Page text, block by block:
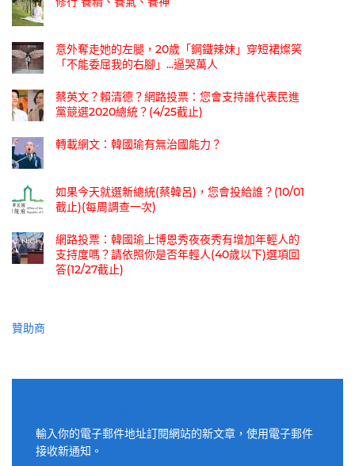
意外奪走她的左腿，20歲「鋼鐵辣妹」穿短裙燦笑
「不能委屈我的右腳」...逼哭萬人
蔡英文？賴清德？網路投票：您會支持誰代表民進
黨競選2020總統？(4/25截止)
轉載網文：韓國瑜有無治國能力？
如果今天就選新總統(蔡韓呂)，您會投給誰？(10/01
截止)(每周調查一次)
網路投票：韓國瑜上博恩秀夜夜秀有增加年輕人的
支持度嗎？請依照你是否年輕人(40歲以下)選項回
答(12/27截止)
贊助商
輸入你的電子郵件地址訂閱網站的新文章，使用電子郵件
接收新通知。